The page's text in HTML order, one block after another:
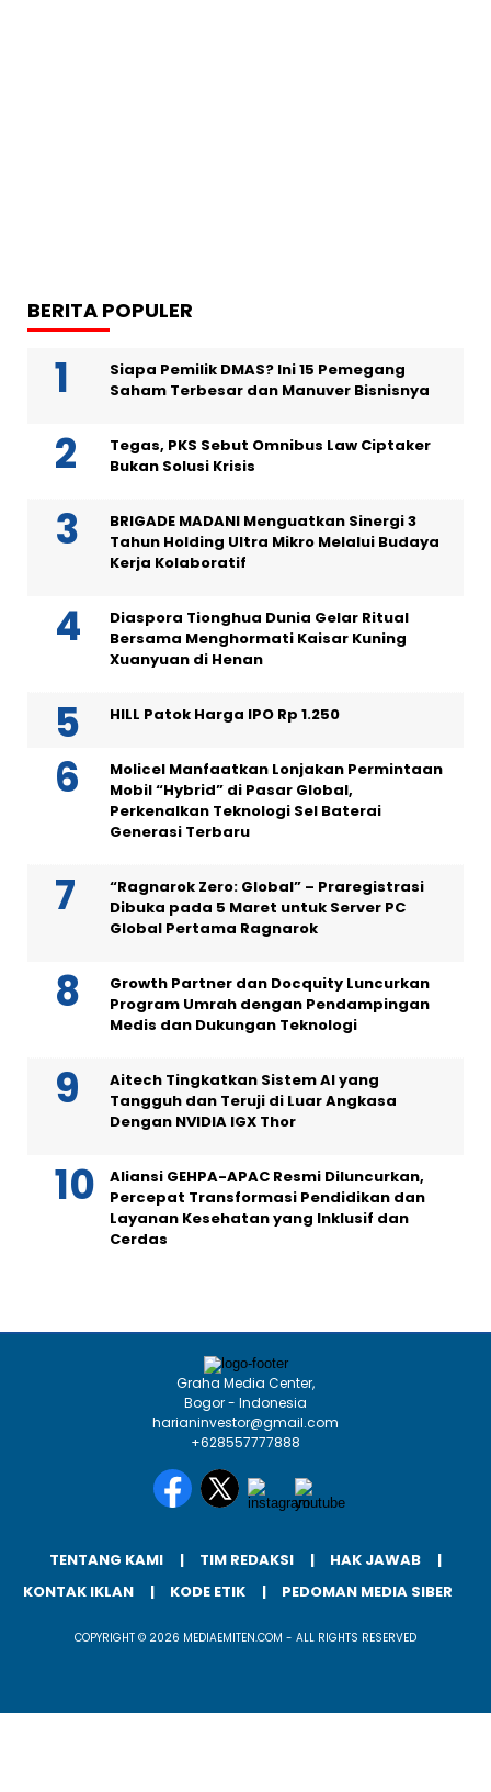
BERITA POPULER
Siapa Pemilik DMAS? Ini 15 Pemegang
Saham Terbesar dan Manuver Bisnisnya
Tegas, PKS Sebut Omnibus Law Ciptaker
Bukan Solusi Krisis
BRIGADE MADANI Menguatkan Sinergi 3
Tahun Holding Ultra Mikro Melalui Budaya
Kerja Kolaboratif
Diaspora Tionghua Dunia Gelar Ritual
Bersama Menghormati Kaisar Kuning
Xuanyuan di Henan
HILL Patok Harga IPO Rp 1.250
Molicel Manfaatkan Lonjakan Permintaan
Mobil “Hybrid” di Pasar Global,
Perkenalkan Teknologi Sel Baterai
Generasi Terbaru
“Ragnarok Zero: Global” – Praregistrasi
Dibuka pada 5 Maret untuk Server PC
Global Pertama Ragnarok
Growth Partner dan Docquity Luncurkan
Program Umrah dengan Pendampingan
Medis dan Dukungan Teknologi
Aitech Tingkatkan Sistem AI yang
Tangguh dan Teruji di Luar Angkasa
Dengan NVIDIA IGX Thor
Aliansi GEHPA-APAC Resmi Diluncurkan,
Percepat Transformasi Pendidikan dan
Layanan Kesehatan yang Inklusif dan
Cerdas
Graha Media Center,
Bogor - Indonesia
harianinvestor@gmail.com
+628557777888
TENTANG KAMI TIM REDAKSI
HAK JAWAB
KONTAK IKLAN
KODE ETIK PEDOMAN MEDIA SIBER
COPYRIGHT © 2026 MEDIAEMITEN.COM - ALL RIGHTS RESERVED